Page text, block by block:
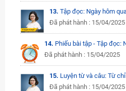
13. Tập đọc: Ngày hôm
Đã phát hành : 15/04/2025
14. Phiếu bài tập - Tập đọc:
Đã phát hành : 15/04/2025
15. Luyện từ và câu: Từ
Đã phát hành : 15/04/2025